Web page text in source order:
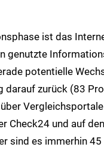
ist das
genutzte
potentielle
darauf zurück (83
Check24 und auf
sind es immerhin 45